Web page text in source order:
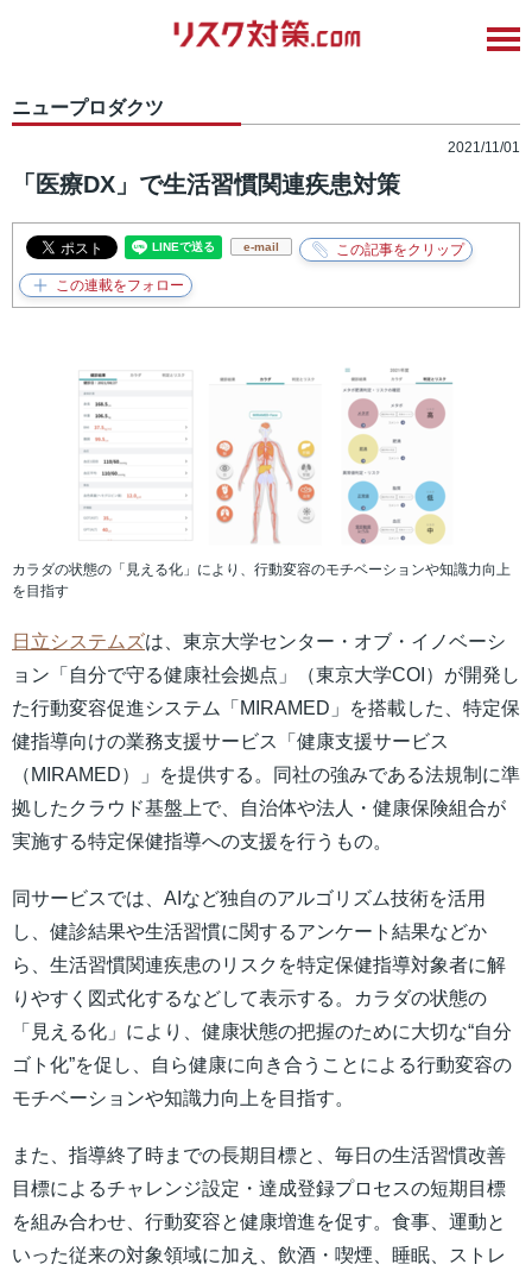
ニュープロダクツ
2021/11/01
「医療DX」で生活習慣関連疾患対策
e-mail
カラダの状態の「見える化」により、行動変容のモチベーションや知識力向上
を目指す
日立システムズは、東京大学センター・オブ・イノベーシ
ョン「自分で守る健康社会拠点」（東京大学COI）が開発し
た行動変容促進システム「MIRAMED」を搭載した、特定保
健指導向けの業務支援サービス「健康支援サービス
（MIRAMED）」を提供する。同社の強みである法規制に準
拠したクラウド基盤上で、自治体や法人・健康保険組合が
実施する特定保健指導への支援を行うもの。
同サービスでは、AIなど独自のアルゴリズム技術を活用
し、健診結果や生活習慣に関するアンケート結果などか
ら、生活習慣関連疾患のリスクを特定保健指導対象者に解
りやすく図式化するなどして表示する。カラダの状態の
「見える化」により、健康状態の把握のために大切な“自分
ゴト化”を促し、自ら健康に向き合うことによる行動変容の
モチベーションや知識力向上を目指す。
また、指導終了時までの長期目標と、毎日の生活習慣改善
目標によるチャレンジ設定・達成登録プロセスの短期目標
を組み合わせ、行動変容と健康増進を促す。食事、運動と
いった従来の対象領域に加え、飲酒・喫煙、睡眠、ストレ